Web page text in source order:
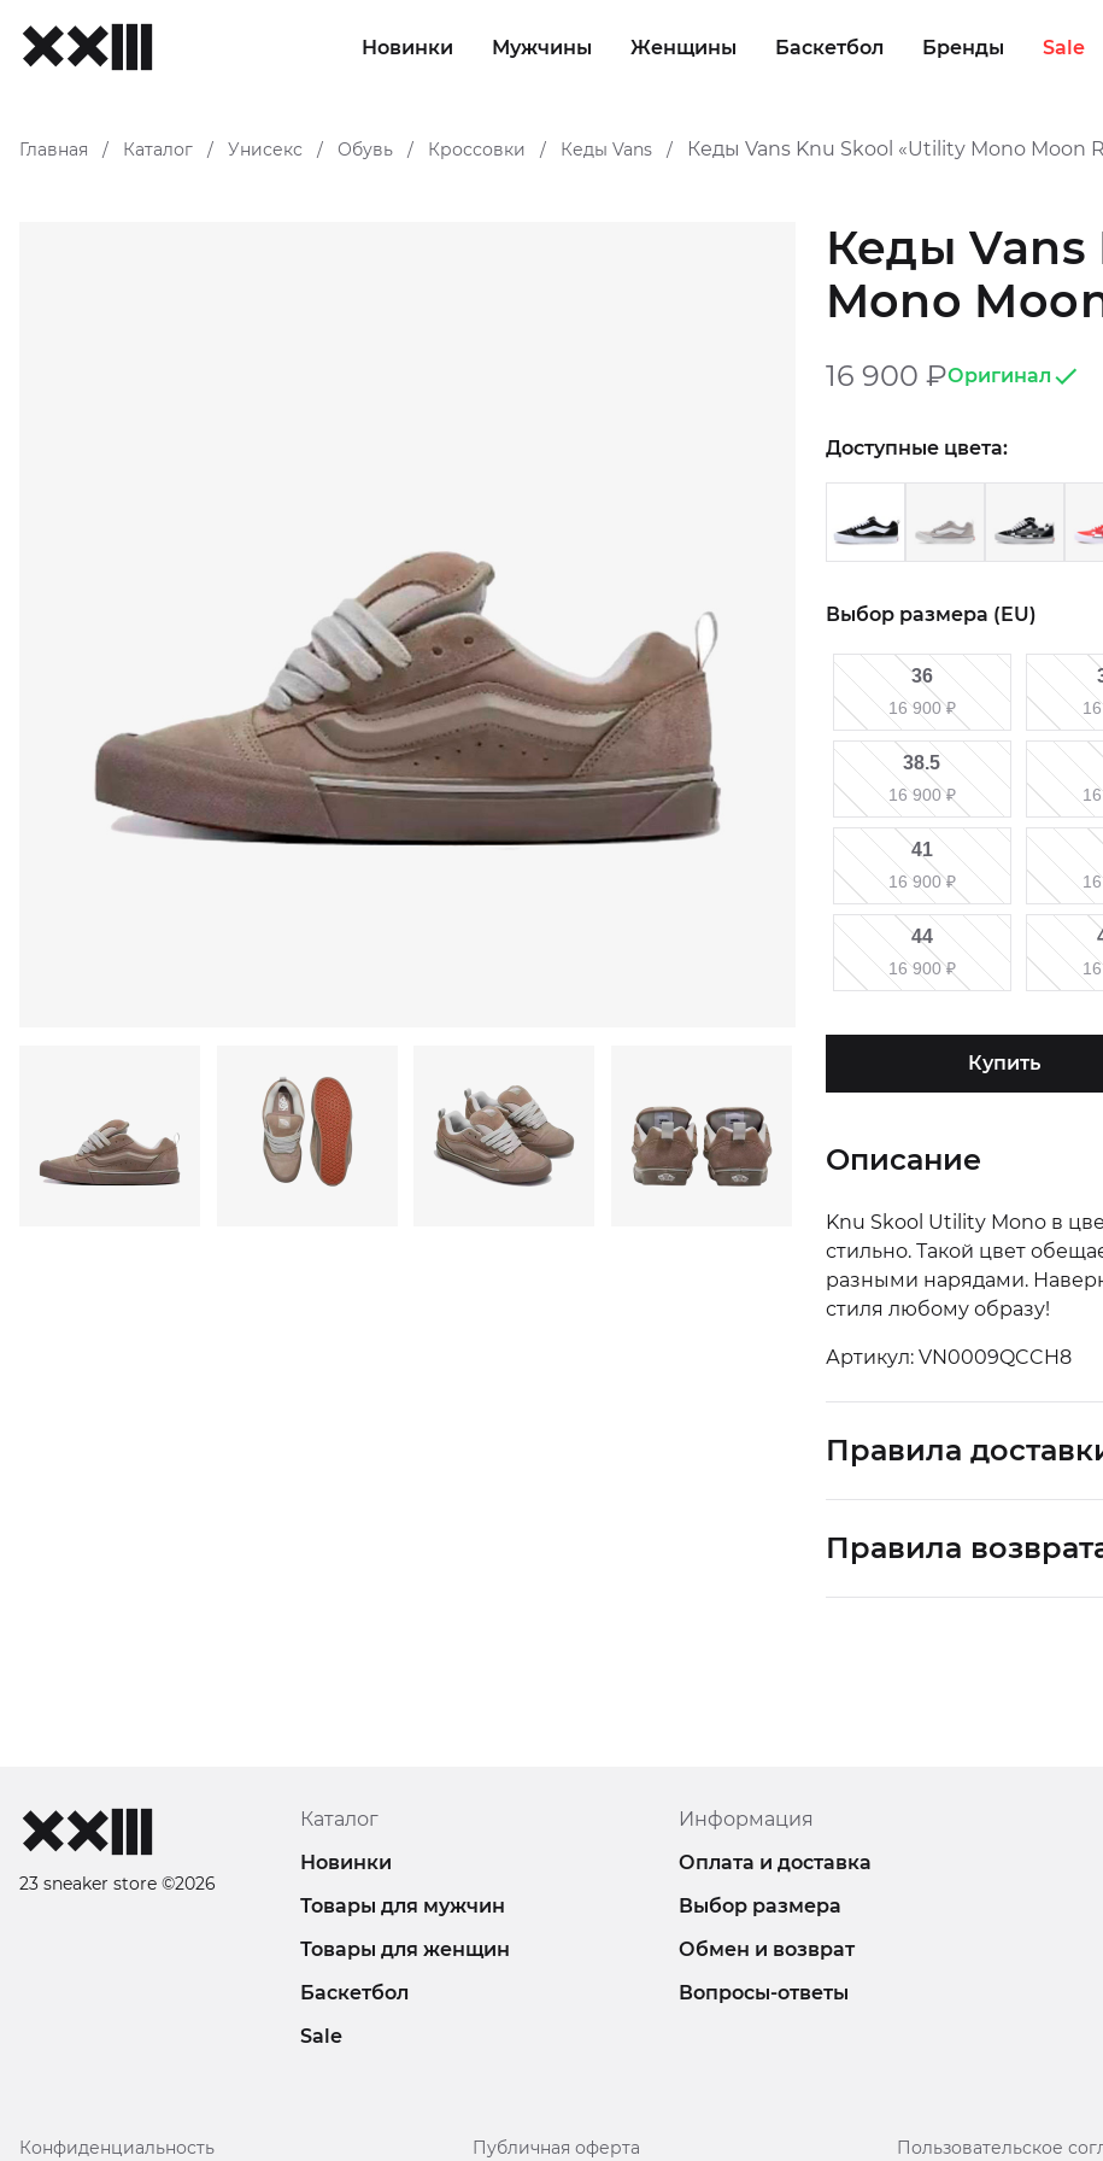
Новинки Мужчины Женщины Баскетбол Бренды Sale
Главная / Каталог / Унисекс / Обувь / Кроссовки / Кеды Vans / Кеды Vans Knu Skool «Utility Mono Moon
Кеды Vans
Mono
16 900 ₽Оригинал
Доступные цвета:
Выбор размера (EU)
36
16 900₽
38.5
16 900₽
41
16 900₽
44
16 900₽
Купить
Описание
Knu Skool Utility Mono в
стильно. Такой цвет
разными нарядами.
стиля любому образу!
Артикул: VN0009QCCH8
Правила
Правила
23 sneaker store ©2026
Каталог
Новинки
Товары для мужчин
Товары для женщин
Баскетбол
Sale
Информация
Оплата и доставка
Выбор размера
Обмен и возврат
Вопросы-ответы
Конфиденциальность Публичная оферта Пользовательское